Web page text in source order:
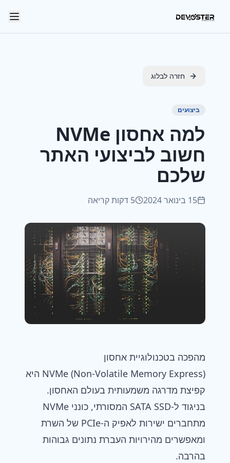
חזרה לבלוג
ביצועים
למה אחסון NVMe
חשוב לביצועי האתר
שלכם
15 בינואר 2024 5 דקות קריאה
מהפכה בטכנולוגיית אחסון
NVMe (Non-Volatile Memory Express) היא
קפיצת מדרגה משמעותית בעולם האחסון.
בניגוד ל‑SATA SSD המסורתי, כונני NVMe
מתחברים ישירות לאפיק ה‑PCIe של השרת
ומאפשרים מהירויות העברת נתונים גבוהות
בהרבה.